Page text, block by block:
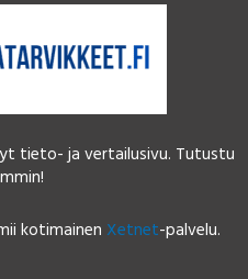
tieto- ja vertailusivu. Tutustu
kotimainen Xetnet-palvelu.